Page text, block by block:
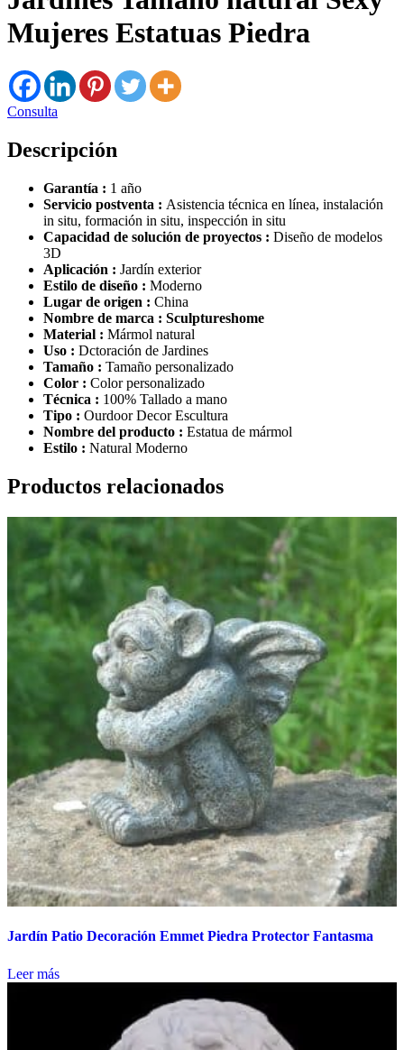
Mujeres Estatuas Piedra
Consulta
Descripción
Garantía : 1 año
Servicio postventa : Asistencia técnica en línea, instalación
in situ, formación in situ, inspección in situ
Capacidad de solución de proyectos : Diseño de modelos
3D
Aplicación : Jardín exterior
Estilo de diseño : Moderno
Lugar de origen : China
Nombre de marca : Sculptureshome
Material : Mármol natural
Uso : Dctoración de Jardines
Tamaño : Tamaño personalizado
Color : Color personalizado
Técnica : 100% Tallado a mano
Tipo : Ourdoor Decor Escultura
Nombre del producto : Estatua de mármol
Estilo : Natural Moderno
Productos relacionados
Jardín Patio Decoración Emmet Piedra Protector Fantasma
Leer más